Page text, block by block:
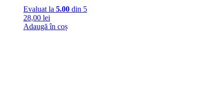
Evaluat la 5.00 din 5
28,00 lei
Adaugă în coș